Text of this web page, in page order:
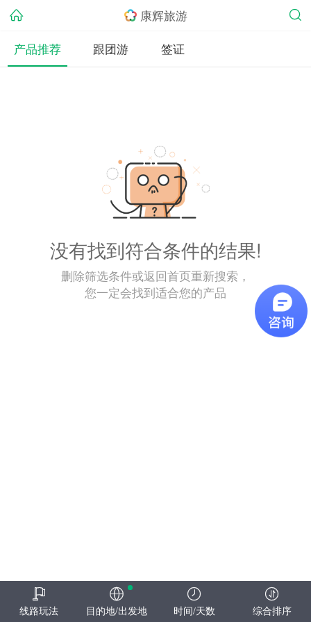
康辉旅游
产品推荐
跟团游 签证
没有找到符合条件的结果!
删除筛选条件或返回首页重新搜索，
您一定会找到适合您的产品
线路玩法 目的地/出发地 时间/天数 综合排序